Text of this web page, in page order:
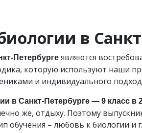
в
Петербурге являются
которую используют наши
и индивидуального
в Санкт-Петербурге — 9 класс в
же, отдыху. Поэтому
обучения – любовь к биологии и